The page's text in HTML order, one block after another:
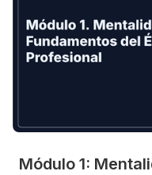
Módulo 1: